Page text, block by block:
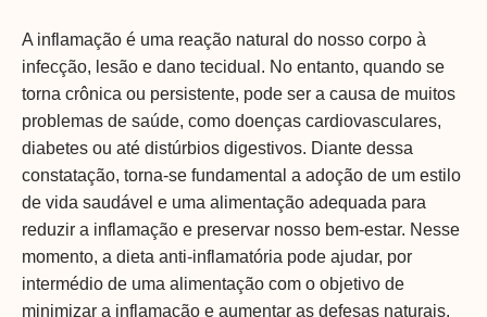
A inflamação é uma reação natural do nosso corpo à
infecção, lesão e dano tecidual. No entanto, quando se
torna crônica ou persistente, pode ser a causa de muitos
problemas de saúde, como doenças cardiovasculares,
diabetes ou até distúrbios digestivos. Diante dessa
constatação, torna-se fundamental a adoção de um estilo
de vida saudável e uma alimentação adequada para
reduzir a inflamação e preservar nosso bem-estar. Nesse
momento, a dieta anti-inflamatória pode ajudar, por
intermédio de uma alimentação com o objetivo de
minimizar a inflamação e aumentar as defesas naturais.